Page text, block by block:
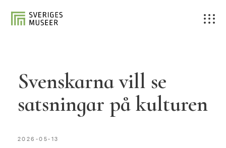
Svenskarna vill se
satsningar på kulturen
2026-05-13